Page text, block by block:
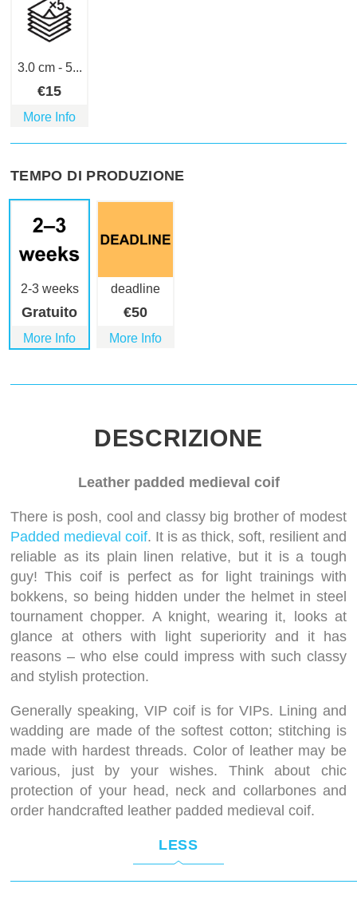
3.0 cm - 5...
€15
More Info
TEMPO DI PRODUZIONE
2-3 weeks
Gratuito
More Info
deadline
€50
More Info
DESCRIZIONE
Leather padded medieval coif
There is posh, cool and classy big brother of modest
Padded medieval coif. It is as thick, soft, resilient and
reliable as its plain linen relative, but it is a tough
guy! This coif is perfect as for light trainings with
bokkens, so being hidden under the helmet in steel
tournament chopper. A knight, wearing it, looks at
glance at others with light superiority and it has
reasons – who else could impress with such classy
and stylish protection.
Generally speaking, VIP coif is for VIPs. Lining and
wadding are made of the softest cotton; stitching is
made with hardest threads. Color of leather may be
various, just by your wishes. Think about chic
protection of your head, neck and collarbones and
order handcrafted leather padded medieval coif.
LESS